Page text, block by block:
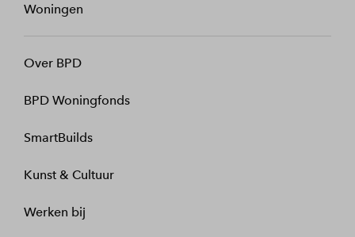
Woningen
Over BPD
BPD Woningfonds
SmartBuilds
Kunst & Cultuur
Werken bij